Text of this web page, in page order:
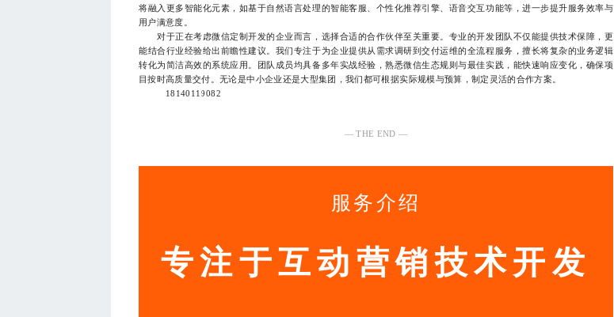
将融入更多智能化元素，如基于自然语言处理的智能客服、个性化推荐引擎、语音交互功能等，进一步提升服务效率与
用户满意度。
对于正在考虑微信定制开发的企业而言，选择合适的合作伙伴至关重要。专业的开发团队不仅能提供技术保障，更
能结合行业经验给出前瞻性建议。我们专注于为企业提供从需求调研到交付运维的全流程服务，擅长将复杂的业务逻辑
转化为简洁高效的系统应用。团队成员均具备多年实战经验，熟悉微信生态规则与最佳实践，能快速响应变化，确保项
目按时高质量交付。无论是中小企业还是大型集团，我们都可根据实际规模与预算，制定灵活的合作方案。
18140119082
— THE END —
服务介绍
专注于互动营销技术开发